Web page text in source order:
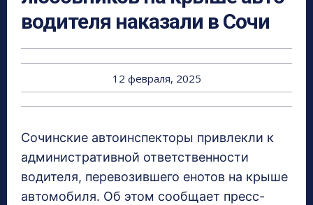
водителя наказали в Сочи
12 февраля, 2025
Сочинские автоинспекторы привлекли к
административной ответственности
водителя, перевозившего енотов на крыше
автомобиля. Об этом сообщает пресс-